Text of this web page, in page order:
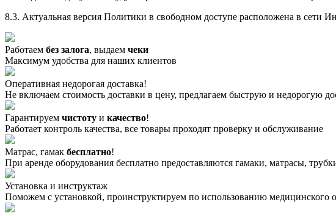
8.3. Актуальная версия Политики в свободном доступе расположена в сети
Работаем без залога, выдаем чеки
Максимум удобства для наших клиентов
Оперативная недорогая доставка!
Не включаем стоимость доставки в цену, предлагаем быструю и недорогую
Гарантируем чистоту и качество!
Работает контроль качества, все товары проходят проверку и обслуживание
Матрас, гамак бесплатно!
При аренде оборудования бесплатно предоставляются гамаки, матрасы,
Установка и инструктаж
Поможем с установкой, проинструктируем по использованию медицинского